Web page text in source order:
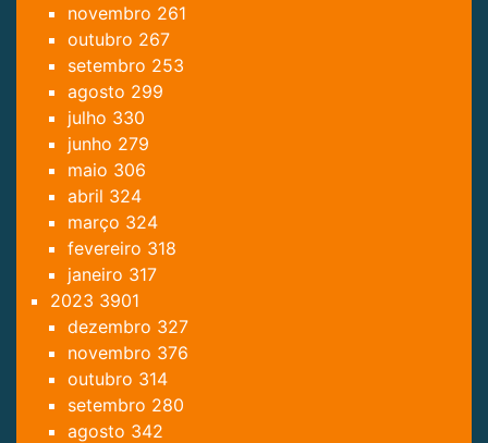
novembro 261
outubro 267
setembro 253
agosto 299
julho 330
junho 279
maio 306
abril 324
março 324
fevereiro 318
janeiro 317
2023 3901
dezembro 327
novembro 376
outubro 314
setembro 280
agosto 342